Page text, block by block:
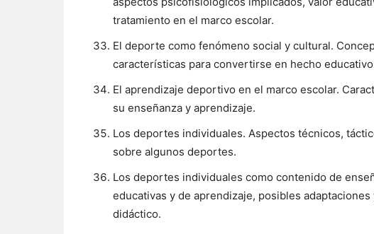
tratamiento en el marco escolar.
El deporte como fenómeno social y cultural.
características para convertirse en hecho
El aprendizaje deportivo en el marco escolar.
su enseñanza y aprendizaje.
Los deportes individuales. Aspectos técnicos,
sobre algunos deportes.
Los deportes individuales como contenido de
educativas y de aprendizaje, posibles
didáctico.